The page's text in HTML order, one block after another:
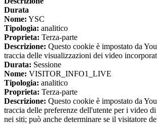
Durata
Nome: YSC
Tipologia: analitico
Proprieta: Terza-parte
Descrizione: Questo cookie è impostato da
traccia delle visualizzazioni dei video
Durata: Sessione
Nome: VISITOR_INFO1_LIVE
Tipologia: analitico
Proprieta: Terza-parte
Descrizione: Questo cookie è impostato da
traccia delle preferenze dell'utente per i video
nei siti; può anche determinare se il visitatore